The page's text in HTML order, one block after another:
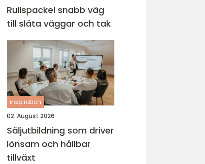
Rullspackel snabb väg
till släta väggar och tak
inspiration
02. August 2026
Säljutbildning som driver
lönsam och hållbar
tillväxt